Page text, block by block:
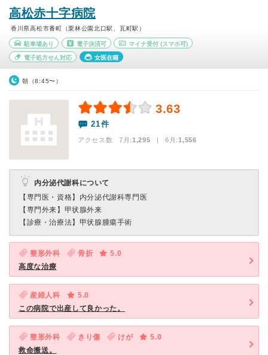
高松赤十字病院
香川県高松市番町（栗林公園北口駅、瓦町駅）
駐車場あり 電子決済可 マイナ受付 (スマホ可)
電子処方せん対応 女医在籍
朝（8:45〜）
3.63
21件
アクセス数 7月:1,295 | 6月:1,556
内分泌代謝科について
【専門医・資格】 内分泌代謝科専門医
【専門外来】 甲状腺外来
【診療・治療法】 甲状腺腫瘍手術
整形外科 骨折
5.0
高度な治療
産婦人科
5.0
この病院で出産して良かった。
整形外科 きり傷 けが
5.0
救命搬送。